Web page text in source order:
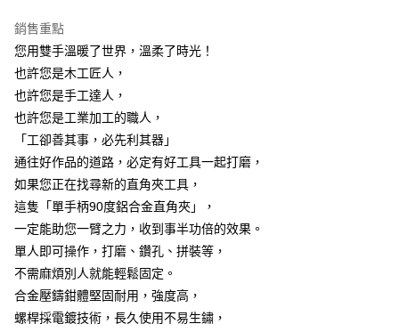
１．簡單：不需註冊會員、不需綁卡、不需儲值。
２．便利：只要手機號碼，簡訊認證，即可結帳。
３．安心：先確認商品／服務後，再付款。
１．於結帳方式選擇「AFTEE先享後付」後，將跳轉至「AFTEE先享後付」
結帳頁面，進行簡訊認證並確認金額後，即可完成結帳。
２．訂單成立數日內，您將收到繳費通知簡訊。
３．收到繳費通知簡訊後14天內，點擊此簡訊中的連結，可透過四大超商／
ATM／網路銀行／等多元方式進行付款，方視為交易完成。
※ 請注意：結帳手續完成當下不需立刻繳費，但若您需要取消訂單，請聯絡
後付繳納相關費用。
※ 交易是否成功請以「AFTEE先享後付 」之結帳頁面顯示為準，若有關於
是否繳費成功／繳費後需取消欲退款等相關疑問，請聯繫「AFTEE先享後付
客戶支援中心」
https://netprotections.freshdesk.com/support/home
【注意事項】
１．透過由恩沛科技股份有限公司提供之「AFTEE先享後付」服務完成之交
易，需依本服務之必要範圍內提供個人資料，並將交易相關給付款項請求債
運送方式
全家取貨付款
每筆NT$60，滿NT$499(含以上)免運費
7-11取貨付款
每筆NT$60，滿NT$499(含以上)免運費
7-11取貨(快速到店)
宅配
每筆NT$100，滿NT$799(含以上)免運費
離島宅配
每筆NT$150
銷售重點
您用雙手溫暖了世界，溫柔了時光！
也許您是木工匠人，
也許您是手工達人，
也許您是工業加工的職人，
「工卻善其事，必先利其器」
通往好作品的道路，必定有好工具一起打磨，
如果您正在找尋新的直角夾工具，
這隻「單手柄90度鋁合金直角夾」，
一定能助您一臂之力，收到事半功倍的效果。
單人即可操作，打磨、鑽孔、拼裝等，
不需麻煩別人就能輕鬆固定。
合金壓鑄鉗體堅固耐用，強度高，
螺桿採電鍍技術，長久使用不易生鏽，